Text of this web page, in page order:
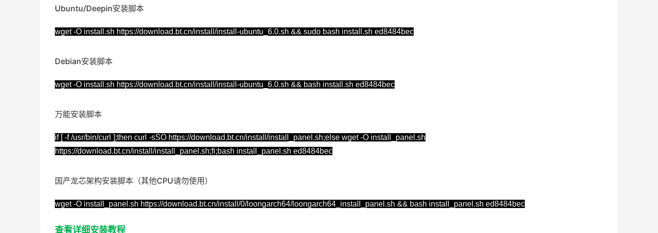
Ubuntu/Deepin安装脚本
wget -O install.sh https://download.bt.cn/install/install-ubuntu_6.0.sh && sudo bash install.sh ed8484bec
Debian安装脚本
wget -O install.sh https://download.bt.cn/install/install-ubuntu_6.0.sh && bash install.sh ed8484bec
万能安装脚本
if [ -f /usr/bin/curl ];then curl -sSO https://download.bt.cn/install/install_panel.sh;else wget -O install_panel.sh
https://download.bt.cn/install/install_panel.sh;fi;bash install_panel.sh ed8484bec
国产龙芯架构安装脚本（其他CPU请勿使用）
wget -O install_panel.sh https://download.bt.cn/install/0/loongarch64/loongarch64_install_panel.sh && bash install_panel.sh ed8484bec
查看详细安装教程